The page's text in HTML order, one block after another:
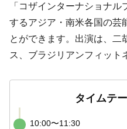
「コザインターナショナ
するアジア・南米各国の芸
とができます。出演は、二
ス、ブラジリアンフィット
タイムテ
10:00〜11:30